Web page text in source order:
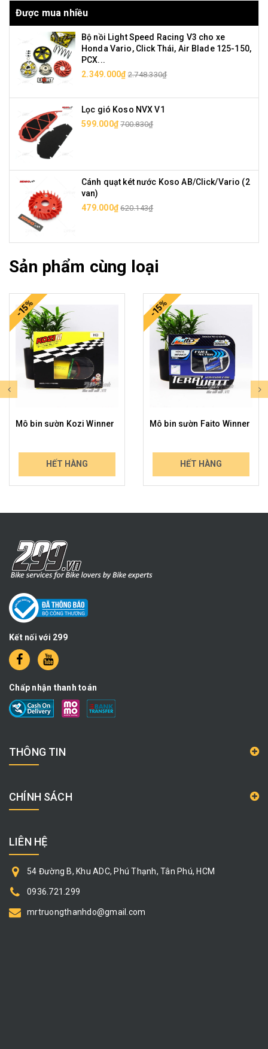
Được mua nhiều
Bộ nồi Light Speed Racing V3 cho xe
Honda Vario, Click Thái, Air Blade 125-150,
PCX...
2.349.000₫ 2.748.330₫
Lọc gió Koso NVX V1
599.000₫ 700.830₫
Cánh quạt két nước Koso AB/Click/Vario (2
van)
479.000₫ 620.143₫
Sản phẩm cùng loại
-15%
Mô bin sườn Kozi Winner
549.000₫HẾT HÀNG
-15%
Mô bin sườn Faito Winner
549.000₫HẾT HÀNG
Kết nối với 299
Chấp nhận thanh toán
THÔNG TIN
CHÍNH SÁCH
LIÊN HỆ
54 Đường B, Khu ADC, Phú Thạnh, Tân Phú, HCM
0936.721.299
mrtruongthanhdo@gmail.com